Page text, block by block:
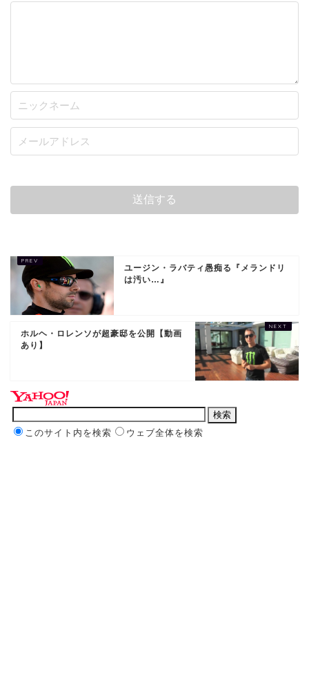
ユージン・ラバティ愚痴る『メランドリ
は汚い…』
ホルヘ・ロレンソが超豪邸を公開【動画
あり】
このサイト内を検索 ウェブ全体を検索